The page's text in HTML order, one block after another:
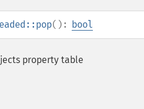
(): bool
property table